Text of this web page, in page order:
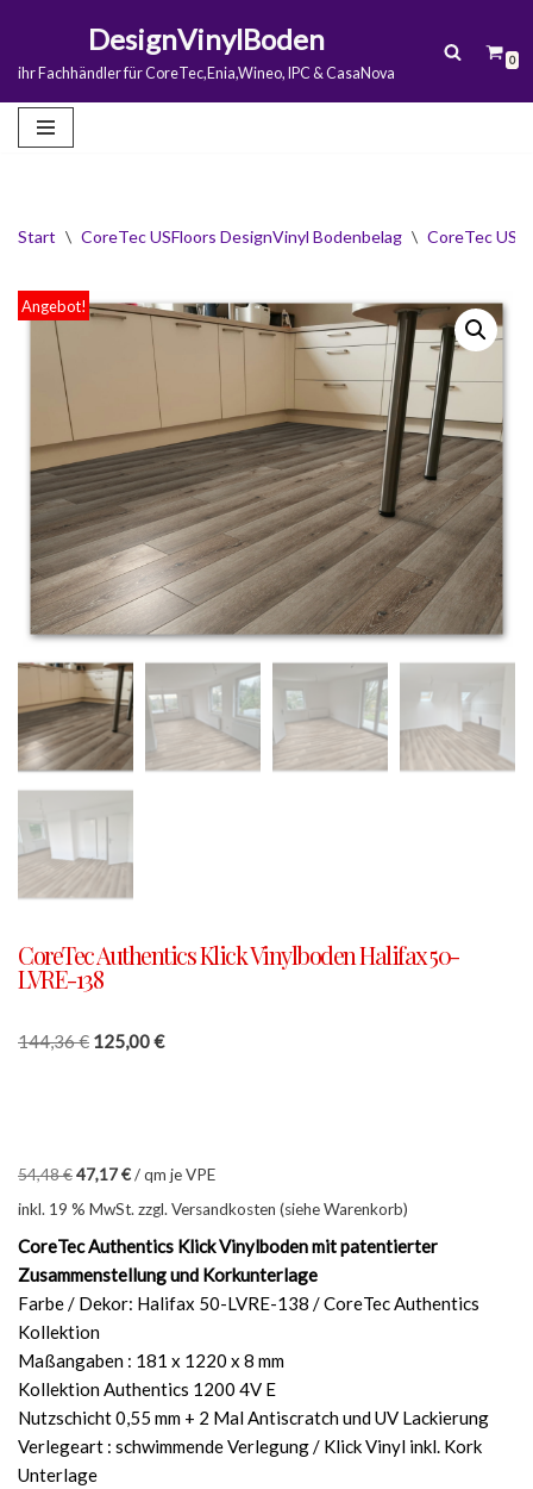
Zum
springen
DesignVinylBoden
ihr Fachhändler für CoreTec,Enia,Wineo, IPC & CasaNova
0
Start \ CoreTec USFloors DesignVinyl Bodenbelag \ CoreTec
Angebot!
CoreTec Authentics Klick Vinylboden Halifax 50-
LVRE-138
144,36€ 125,00€
54,48€47,17€/qm je VPE
inkl. 19 % MwSt. zzgl. Versandkosten (siehe Warenkorb)
CoreTec Authentics Klick Vinylboden mit patentierter
Zusammenstellung und Korkunterlage
Farbe / Dekor: Halifax 50-LVRE-138 / CoreTec Authentics
Kollektion
Maßangaben : 181 x 1220 x 8 mm
Kollektion Authentics 1200 4V E
Nutzschicht 0,55 mm + 2 Mal Antiscratch und UV Lackierung
Verlegeart : schwimmende Verlegung / Klick Vinyl inkl. Kork
Unterlage